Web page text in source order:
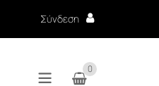
Σύνδεση
0